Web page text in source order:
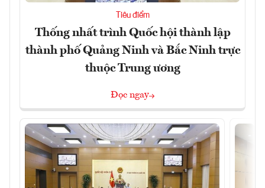
Tiêu điểm
Thống nhất trình Quốc hội thành lập
thành phố Quảng Ninh và Bắc Ninh trực
thuộc Trung ương
Đọc ngay